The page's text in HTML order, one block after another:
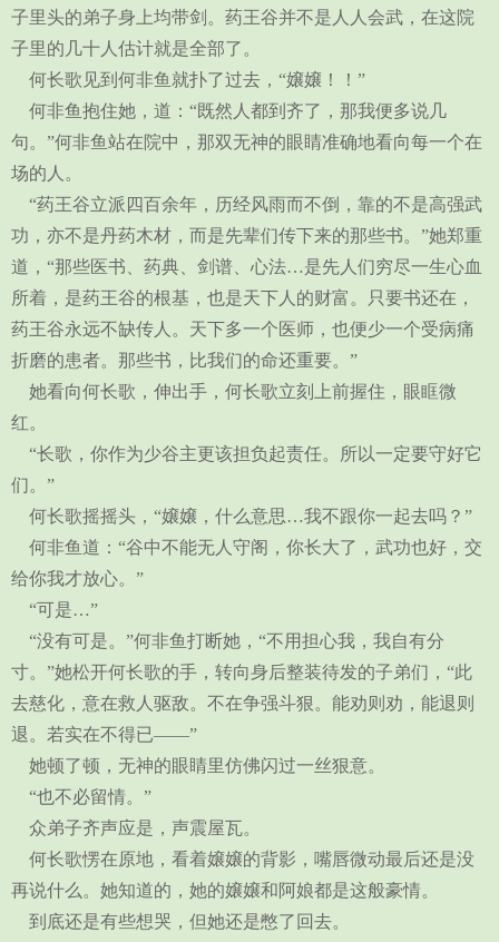
子里头的弟子身上均带剑。药王谷并不是人人会武，在这院
子里的几十人估计就是全部了。
何长歌见到何非鱼就扑了过去，“嬢嬢！！”
何非鱼抱住她，道：“既然人都到齐了，那我便多说几
句。”何非鱼站在院中，那双无神的眼睛准确地看向每一个在
场的人。
“药王谷立派四百余年，历经风雨而不倒，靠的不是高强武
功，亦不是丹药木材，而是先辈们传下来的那些书。”她郑重
道，“那些医书、药典、剑谱、心法…是先人们穷尽一生心血
所着，是药王谷的根基，也是天下人的财富。只要书还在，
药王谷永远不缺传人。天下多一个医师，也便少一个受病痛
折磨的患者。那些书，比我们的命还重要。”
她看向何长歌，伸出手，何长歌立刻上前握住，眼眶微
红。
“长歌，你作为少谷主更该担负起责任。所以一定要守好它
们。”
何长歌摇摇头，“嬢嬢，什么意思…我不跟你一起去吗？”
何非鱼道：“谷中不能无人守阁，你长大了，武功也好，交
给你我才放心。”
“可是…”
“没有可是。”何非鱼打断她，“不用担心我，我自有分
寸。”她松开何长歌的手，转向身后整装待发的子弟们，“此
去慈化，意在救人驱敌。不在争强斗狠。能劝则劝，能退则
退。若实在不得已——”
她顿了顿，无神的眼睛里仿佛闪过一丝狠意。
“也不必留情。”
众弟子齐声应是，声震屋瓦。
何长歌愣在原地，看着嬢嬢的背影，嘴唇微动最后还是没
再说什么。她知道的，她的嬢嬢和阿娘都是这般豪情。
到底还是有些想哭，但她还是憋了回去。